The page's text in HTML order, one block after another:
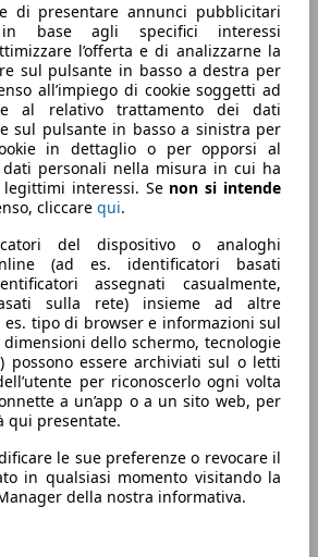
di presentare annunci pubblicitari
in base agli specifici interessi
l’offerta e di analizzarne la
sul pulsante in basso a destra per
all’impiego di cookie soggetti ad
e al relativo trattamento dei dati
sul pulsante in basso a sinistra per
in dettaglio o per opporsi al
personali nella misura in cui ha
interessi. Se non si intende
cliccare qui.
del dispositivo o analoghi
(ad es. identificatori basati
assegnati casualmente,
sulla rete) insieme ad altre
es. tipo di browser e informazioni sul
dello schermo, tecnologie
possono essere archiviati sul o letti
per riconoscerlo ogni volta
a un’app o a un sito web, per
qui presentate.
le sue preferenze o revocare il
in qualsiasi momento visitando la
della nostra informativa.
1.6 gdi Plus 2wd